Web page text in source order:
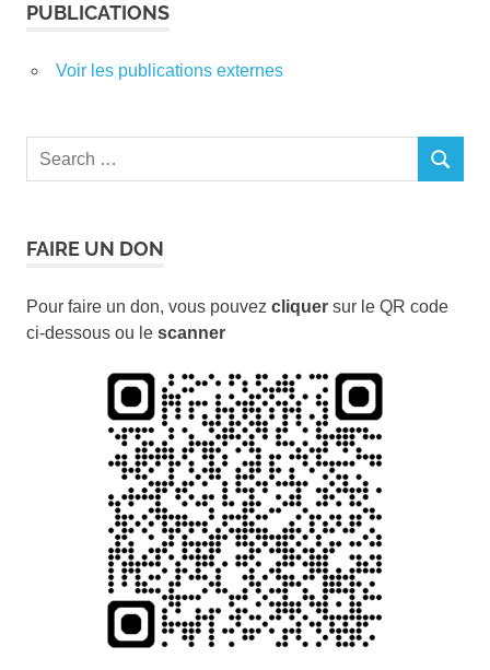
PUBLICATIONS
Voir les publications externes
Search
SEARCH
FAIRE UN DON
Pour faire un don, vous pouvez cliquer sur le QR code
ci-dessous ou le scanner